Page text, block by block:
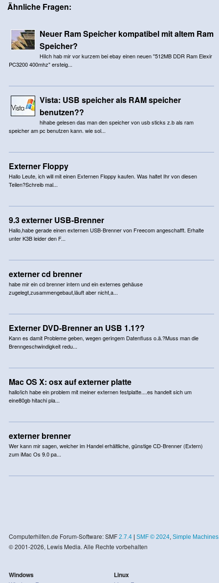
Ähnliche Fragen:
Neuer Ram Speicher kompatibel mit altem Ram
Speicher?
HiIch hab mir vor kurzem bei ebay einen neuen "512MB DDR Ram Elexir
PC3200 400mhz" ersteig...
Vista: USB speicher als RAM speicher
benutzen??
hihabe gelesen das man den speicher von usb sticks z.b als ram
speicher am pc benutzen kann. wie sol...
Externer Floppy
Hallo Leute, ich will mit einen Externen Floppy kaufen. Was haltet Ihr von diesen
Teilen?Schreib mal...
9.3 externer USB-Brenner
Hallo,habe gerade einen externen USB-Brenner von Freecom angeschafft. Erhalte
unter K3B leider den F...
externer cd brenner
habe mir ein cd brenner intern und ein externes gehäuse
zugelegt,zusammengebaut,läuft aber nicht,a...
Externer DVD-Brenner an USB 1.1??
Kann es damit Probleme geben, wegen geringem Datenfluss o.ä.?Muss man die
Brenngeschwindigkeit redu...
Mac OS X: osx auf externer platte
hallo!ich habe ein problem mit meiner externen festplatte....es handelt sich um
eine80gb hitachi pla...
externer brenner
Wer kann mir sagen, welcher im Handel erhältliche, günstige CD-Brenner (Extern)
zum iMac Os 9.0 pa...
Computerhilfen.de Forum-Software: SMF 2.7.4| SMF © 2024, Simple Machines
© 2001-2026, Lewis Media. Alle Rechte vorbehalten
Windows Linux